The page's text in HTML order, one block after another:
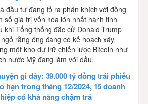
đầu tư đang tỏ ra phân khích với đồng
số giá trị vốn hóa lớn nhất hành tinh
khi Tổng thống đắc cử Donald Trump
rằng ông đang có kế hoạch xây
một kho dự trữ chiến lược Bitcoin như
nước Mỹ đang làm với dầu.
gì đây: 39.000 tỷ đồng trái phiếu
hạn trong tháng 12/2024, 15 doanh
có khả năng chậm trả